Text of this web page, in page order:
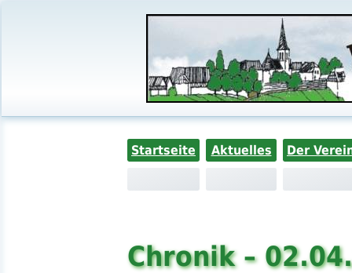
Startseite Aktuelles Der
Chronik –